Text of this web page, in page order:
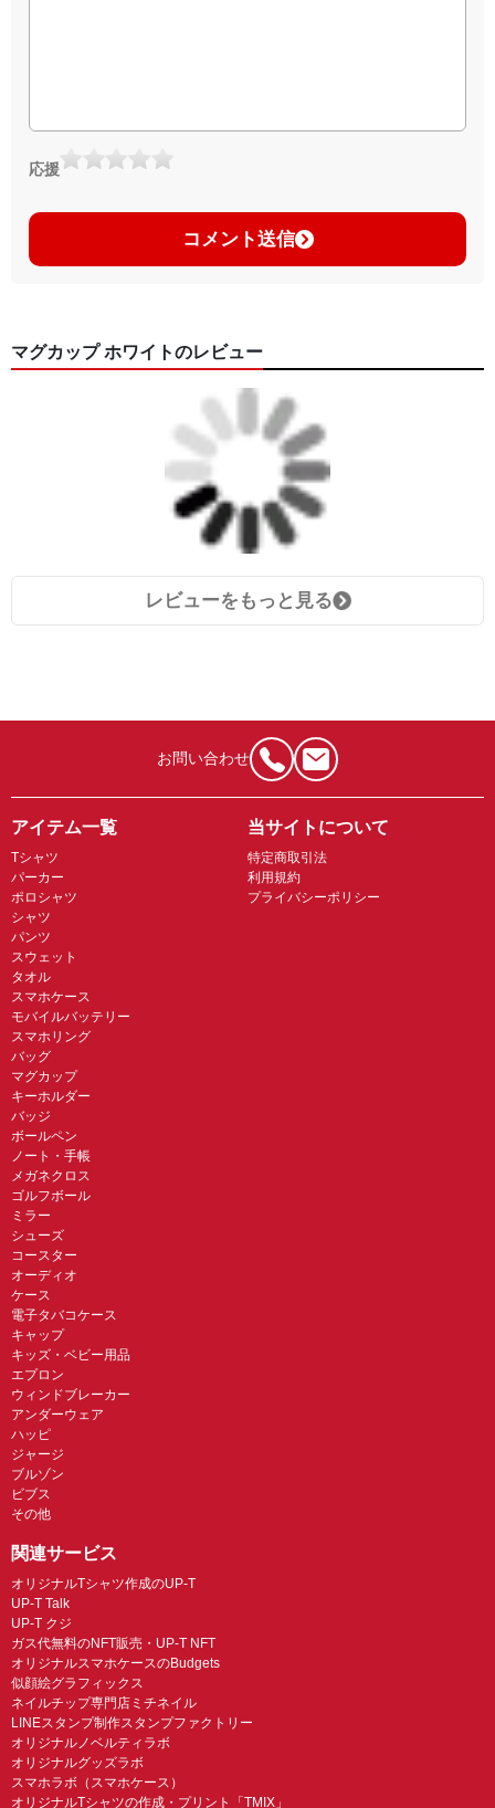
応援
コメント送信
マグカップ ホワイトのレビュー
レビューをもっと見る
お問い合わせ
アイテム一覧
Tシャツ
パーカー
ポロシャツ
シャツ
パンツ
スウェット
タオル
スマホケース
モバイルバッテリー
スマホリング
バッグ
マグカップ
キーホルダー
バッジ
ボールペン
ノート・手帳
メガネクロス
ゴルフボール
ミラー
シューズ
コースター
オーディオ
ケース
電子タバコケース
キャップ
キッズ・ベビー用品
エプロン
ウィンドブレーカー
アンダーウェア
ハッピ
ジャージ
ブルゾン
ビブス
その他
当サイトについて
特定商取引法
利用規約
プライバシーポリシー
関連サービス
オリジナルTシャツ作成のUP-T
UP-T Talk
UP-T クジ
ガス代無料のNFT販売・UP-T NFT
オリジナルスマホケースのBudgets
似顔絵グラフィックス
ネイルチップ専門店ミチネイル
LINEスタンプ制作スタンプファクトリー
オリジナルノベルティラボ
オリジナルグッズラボ
スマホラボ（スマホケース）
オリジナルTシャツの作成・プリント「TMIX」